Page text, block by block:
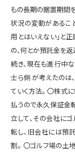
もの長期の据置期間
状況の変動があるこ
用とはいえない」と
の、何とか預託金を
続き、現在も進行中
士ら側 が考えたのは
ていく方法。 〇株式
払うので永久保証金
立して、その会社に
転し、旧会社には預
割。 〇ゴルフ場の土